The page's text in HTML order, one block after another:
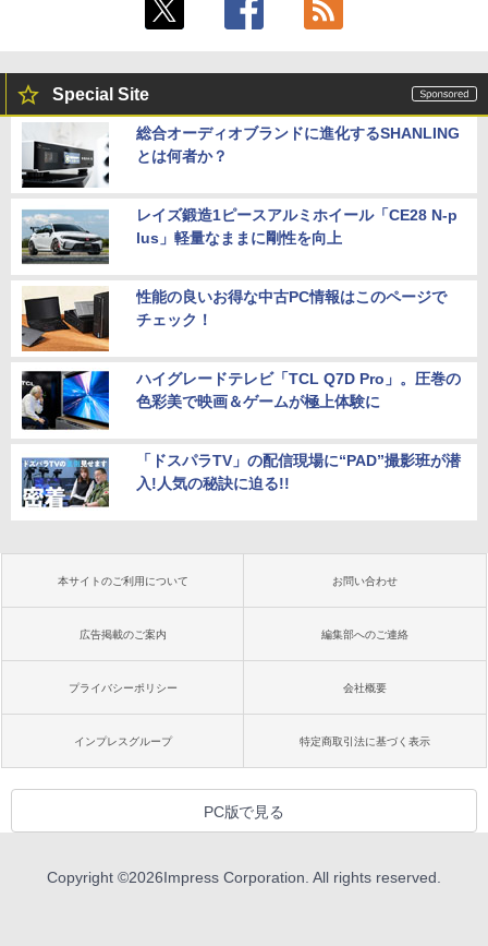
Special Site
総合オーディオブランドに進化するSHANLING
とは何者か？
レイズ鍛造1ピースアルミホイール「CE28 N-p
lus」軽量なままに剛性を向上
性能の良いお得な中古PC情報はこのページで
チェック！
ハイグレードテレビ「TCL Q7D Pro」。圧巻の
色彩美で映画＆ゲームが極上体験に
「ドスパラTV」の配信現場に“PAD”撮影班が潜
入!人気の秘訣に迫る!!
本サイトのご利用について お問い合わせ
広告掲載のご案内 編集部へのご連絡
プライバシーポリシー 会社概要
インプレスグループ 特定商取引法に基づく表示
PC版で見る
Copyright ©2026Impress Corporation. All rights reserved.